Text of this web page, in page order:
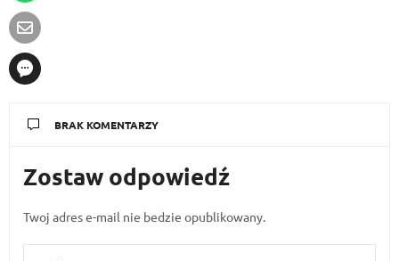
BRAK KOMENTARZY
Zostaw odpowiedź
Twoj adres e-mail nie bedzie opublikowany.